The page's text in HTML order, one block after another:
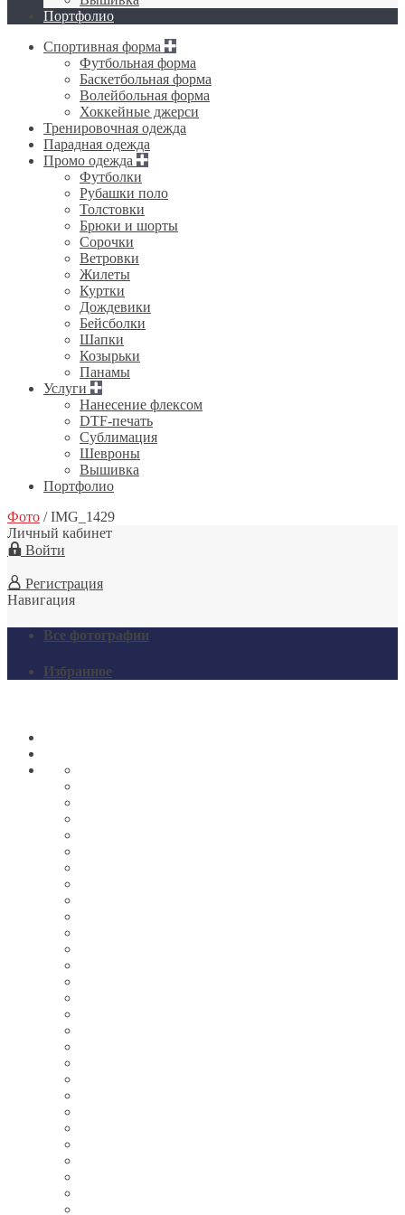
Портфолио
Спортивная форма
Футбольная форма
Баскетбольная форма
Волейбольная форма
Хоккейные джерси
Тренировочная одежда
Парадная одежда
Промо одежда
Футболки
Рубашки поло
Толстовки
Брюки и шорты
Сорочки
Ветровки
Жилеты
Куртки
Дождевики
Бейсболки
Шапки
Козырьки
Панамы
Услуги
Нанесение флексом
DTF-печать
Сублимация
Шевроны
Вышивка
Портфолио
Фото /IMG_1429
Личный кабинет
Войти
Регистрация
Навигация
Все фотографии
Избранное